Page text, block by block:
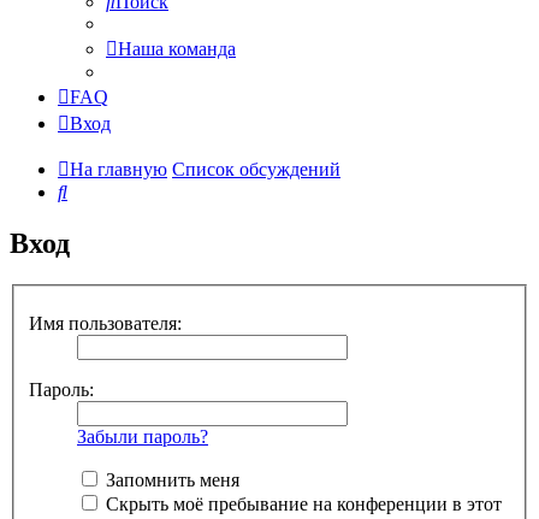
Наша команда
FAQ
Вход
На главную Список обсуждений
Поиск
Вход
Имя пользователя:
Пароль:
Забыли пароль?
Запомнить меня
Скрыть моё пребывание на конференции в этот